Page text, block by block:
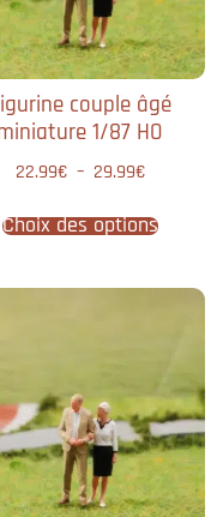
couple âgé
1/87 HO
22.99€ – 29.99€
Choix des options